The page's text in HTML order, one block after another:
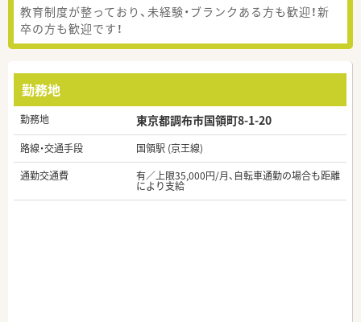
教育制度が整っており、未経験・ブランクある方も歓迎！新
卒の方も歓迎です！
勤務地
勤務地 東京都調布市国領町8-1-20
路線・交通手段
国領駅 (京王線)
通勤交通費
有／上限35,000円/月、自転車通勤の場合も距離
により支給